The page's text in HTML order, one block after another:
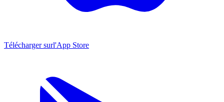
Télécharger surl'App Store